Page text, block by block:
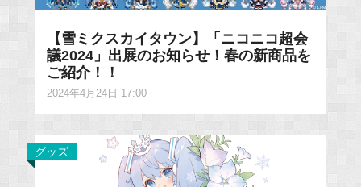
【雪ミクスカイタウン】「ニコニコ超会
議2024」出展のお知らせ！春の新商品を
ご紹介！！
2024年4月24日 17:00
グッズ